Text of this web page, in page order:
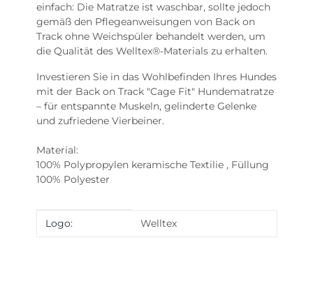
einfach: Die Matratze ist waschbar, sollte jedoch
gemäß den Pflegeanweisungen von Back on
Track ohne Weichspüler behandelt werden, um
die Qualität des Welltex®-Materials zu erhalten.
Investieren Sie in das Wohlbefinden Ihres Hundes
mit der Back on Track "Cage Fit" Hundematratze
– für entspannte Muskeln, gelinderte Gelenke
und zufriedene Vierbeiner.
Material:
100% Polypropylen keramische Textilie , Füllung
100% Polyester
Produkteigenschaft
Wert
Logo: Welltex